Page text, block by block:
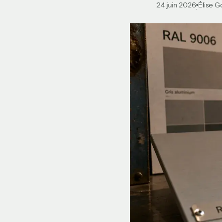
24 juin 2026·Élise